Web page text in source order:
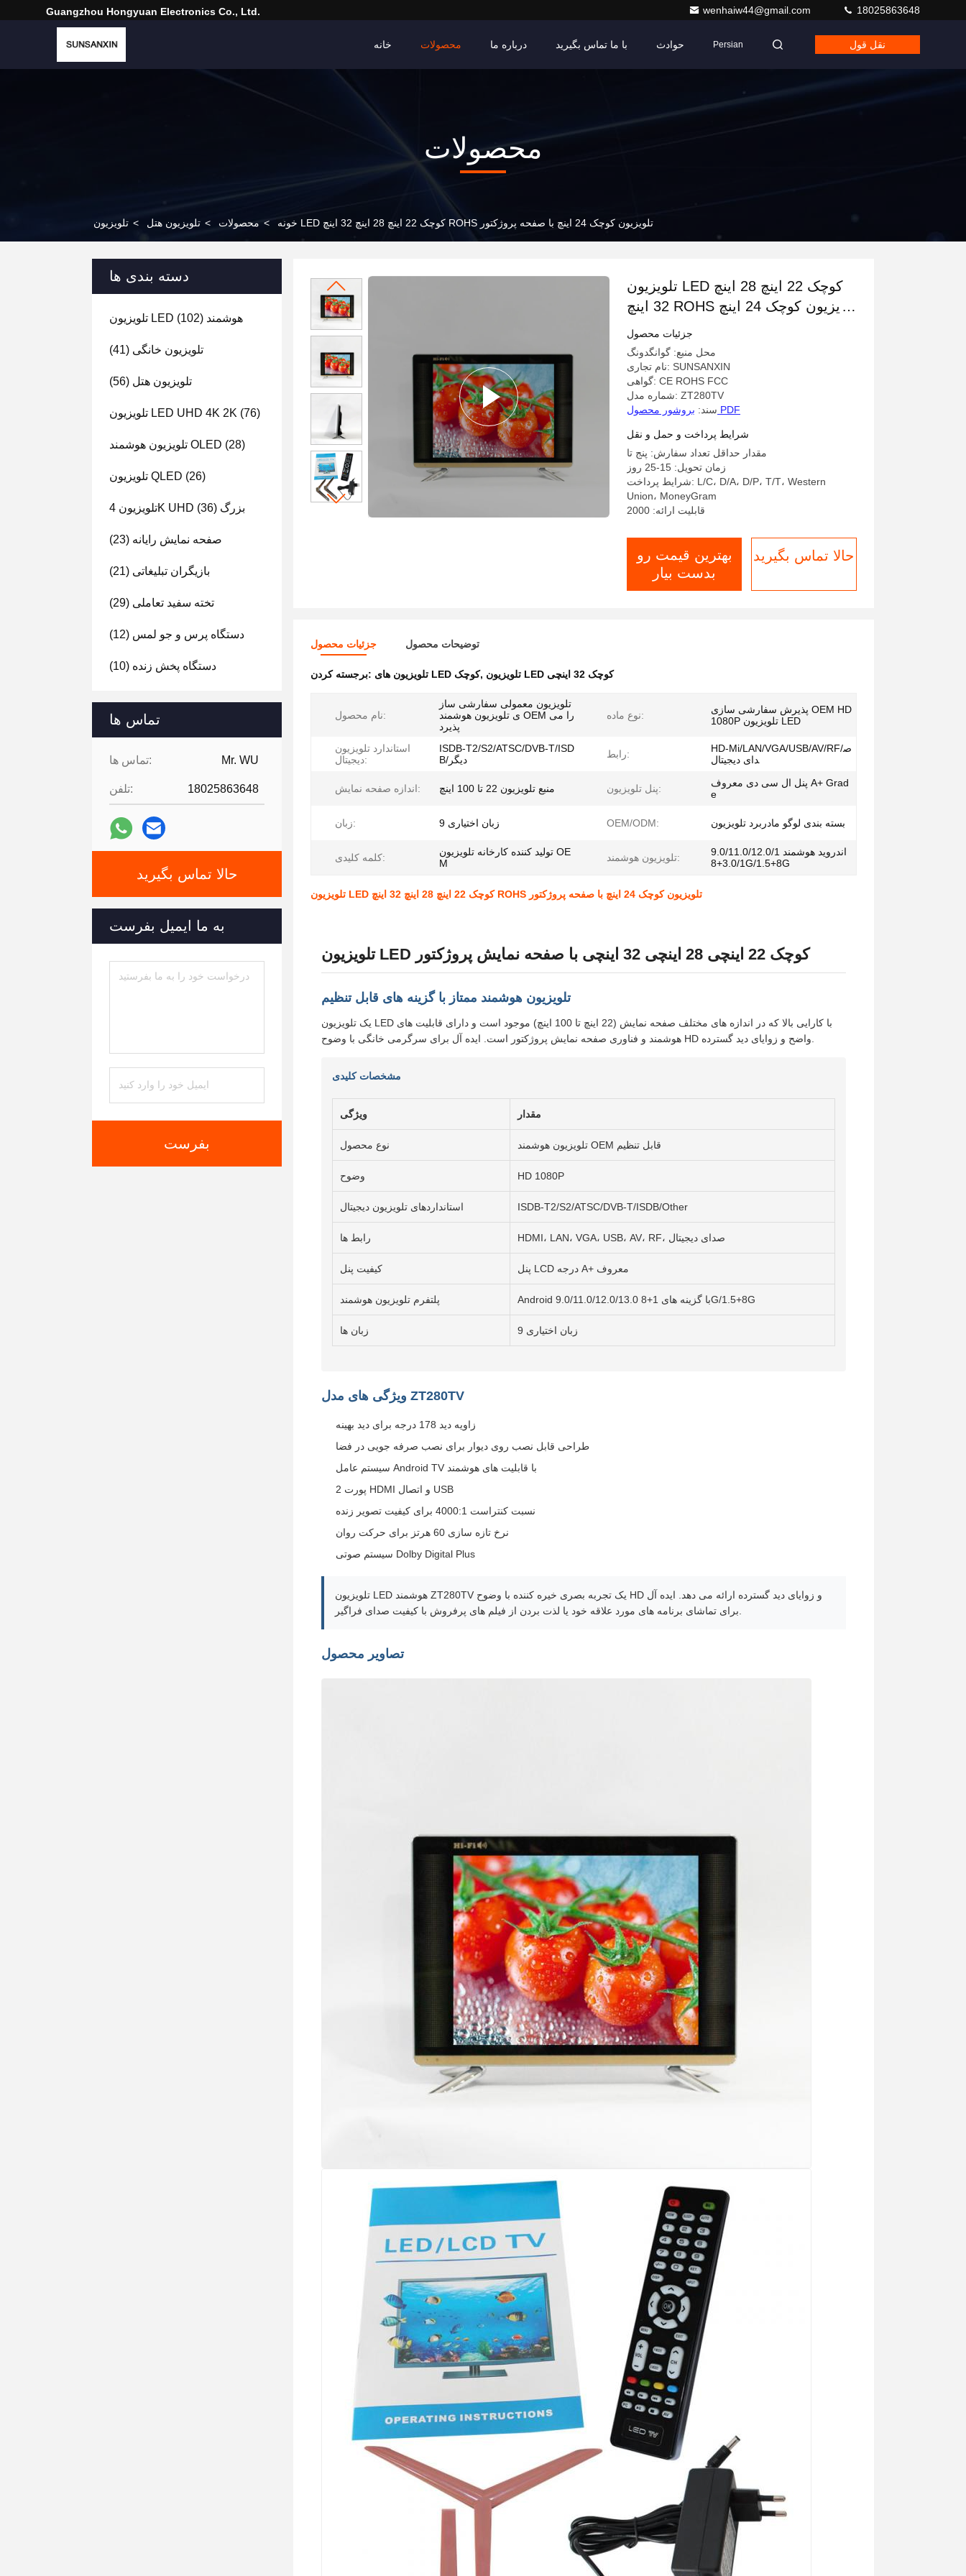
Guangzhou Hongyuan Electronics Co., Ltd. wenhaiw44@gmail.com 18025863648
خانه محصولات درباره ما با ما تماس بگیرید حوادث Persian نقل قول
محصولات
خونه > محصولات > تلویزیون هتل > تلویزیون LED کوچک 22 اینچ 28 اینچ 32 اینچ ROHS تلویزیون کوچک 24 اینچ با صفحه پروژکتور
دسته بندی ها
تلویزیون LED هوشمند (102)
تلویزیون خانگی (41)
تلویزیون هتل (56)
تلویزیون LED UHD 4K 2K (76)
تلویزیون هوشمند OLED (28)
تلویزیون QLED (26)
تلویزیون 4K UHD بزرگ (36)
صفحه نمایش رایانه (23)
بازیگران تبلیغاتی (21)
تخته سفید تعاملی (29)
دستگاه پرس و جو لمس (12)
دستگاه پخش زنده (10)
تماس ها
تماس ها: Mr. WU
تلفن: 18025863648
حالا تماس بگیرید
به ما ایمیل بفرست
بفرست
تلویزیون LED کوچک 22 اینچ 28 اینچ
32 اینچ ROHS تلویزیون کوچک 24 اینچ
با صفحه پروژکتور
جزئیات محصول
محل منبع: گوانگدونگ
نام تجاری: SUNSANXIN
گواهی: CE ROHS FCC
شماره مدل: ZT280TV
سند: بروشور محصول PDF
شرایط پرداخت و حمل و نقل
مقدار حداقل تعداد سفارش: پنج تا
زمان تحویل: 15-25 روز
شرایط پرداخت: L/C، D/A، D/P، T/T، Western
Union، MoneyGram
قابلیت ارائه: 2000
بهترین قیمت رو
بدست بیار
حالا تماس بگیرید
جزئیات محصول توضیحات محصول
برجسته کردن: تلویزیون های LED کوچک, تلویزیون LED کوچک 32 اینچی
نام محصول:
تلویزیون معمولی سفارشی ساز
ی تلویزیون هوشمند OEM را می
پذیرد
نوع ماده:
پذیرش سفارشی سازی OEM HD
1080P تلویزیون LED
استاندارد تلویزیون
دیجیتال:
ISDB-T2/S2/ATSC/DVB-T/ISD
B/دیگر
رابط:
HD-Mi/LAN/VGA/USB/AV/RF/ص
دای دیجیتال
اندازه صفحه نمایش: منبع تلویزیون 22 تا 100 اینچ پنل تلویزیون:
پنل ال سی دی معروف A+ Grad
e
زبان: 9 زبان اختیاری OEM/ODM: بسته بندی لوگو مادربرد تلویزیون
کلمه کلیدی:
تولید کننده کارخانه تلویزیون OE
M
تلویزیون هوشمند:
اندروید هوشمند 9.0/11.0/12.0/1
3.0/1+8G/1.5+8G
تلویزیون LED کوچک 22 اینچ 28 اینچ 32 اینچ ROHS تلویزیون کوچک 24 اینچ با صفحه پروژکتور
تلویزیون LED کوچک 22 اینچی 28 اینچی 32 اینچی با صفحه نمایش پروژکتور
تلویزیون هوشمند ممتاز با گزینه های قابل تنظیم
یک تلویزیون LED با کارایی بالا که در اندازه های مختلف صفحه نمایش (22 اینچ تا 100 اینچ) موجود است و دارای قابلیت های
مشخصات کلیدی
ویژگی مقدار
نوع محصول تلویزیون هوشمند OEM قابل تنظیم
وضوح HD 1080P
استانداردهای تلویزیون دیجیتال ISDB-T2/S2/ATSC/DVB-T/ISDB/Other
رابط ها HDMI، LAN، VGA، USB، AV، RF، صدای دیجیتال
کیفیت پنل پنل LCD درجه A+ معروف
پلتفرم تلویزیون هوشمند Android 9.0/11.0/12.0/13.0 با گزینه های 1+8G/1.5+8G
زبان ها 9 زبان اختیاری
ویژگی های مدل ZT280TV
زاویه دید 178 درجه برای دید بهینه
طراحی قابل نصب روی دیوار برای نصب صرفه جویی در فضا
سیستم عامل Android TV با قابلیت های هوشمند
2 پورت HDMI و اتصال USB
نسبت کنتراست 4000:1 برای کیفیت تصویر زنده
نرخ تازه سازی 60 هرتز برای حرکت روان
سیستم صوتی Dolby Digital Plus
تلویزیون LED هوشمند ZT280TV یک تجربه بصری خیره کننده با وضوح HD و زوایای دید گسترده ارائه می دهد. ایده آل
تصاویر محصول